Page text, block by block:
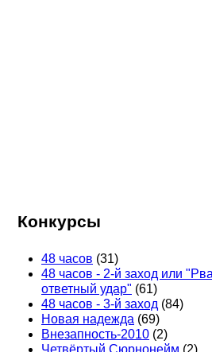
Конкурсы
48 часов (31)
48 часов - 2-й заход или
ответный удар" (61)
48 часов - 3-й заход (84)
Новая надежда (69)
Внезапность-2010 (2)
Четвёртый Сюрнонейм (2)